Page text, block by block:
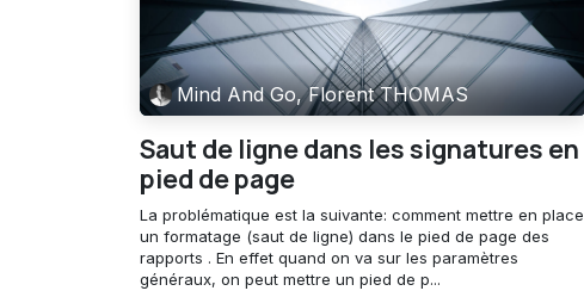
Mind And Go, Florent THOMAS
Saut de ligne dans les signatures en
pied de page
La problématique est la suivante: comment mettre en place
un formatage (saut de ligne) dans le pied de page des
rapports . En effet quand on va sur les paramètres
généraux, on peut mettre un pied de p...